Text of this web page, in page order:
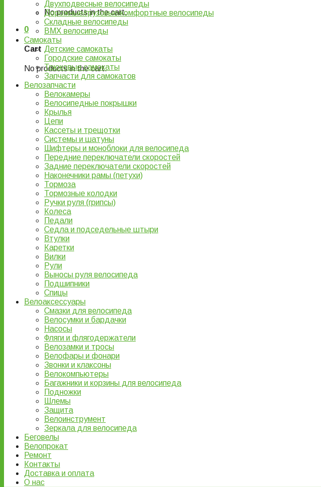
No products in the cart.
0
Cart
No products in the cart.
Двухподвесные велосипеды
Дорожные/грузовые/комфортные велосипеды
Складные велосипеды
BMX велосипеды
Самокаты
Детские самокаты
Городские самокаты
Трюковые самокаты
Запчасти для самокатов
Велозапчасти
Велокамеры
Велосипедные покрышки
Крылья
Цепи
Кассеты и трещотки
Системы и шатуны
Шифтеры и моноблоки для велосипеда
Передние переключатели скоростей
Задние переключатели скоростей
Наконечники рамы (петухи)
Тормоза
Тормозные колодки
Ручки руля (грипсы)
Колеса
Педали
Седла и подседельные штыри
Втулки
Каретки
Вилки
Рули
Выносы руля велосипеда
Подшипники
Спицы
Велоаксессуары
Смазки для велосипеда
Велосумки и бардачки
Насосы
Фляги и флягодержатели
Велозамки и тросы
Велофары и фонари
Звонки и клаксоны
Велокомпьютеры
Багажники и корзины для велосипеда
Подножки
Шлемы
Защита
Велоинструмент
Зеркала для велосипеда
Беговелы
Велопрокат
Ремонт
Контакты
Доставка и оплата
О нас